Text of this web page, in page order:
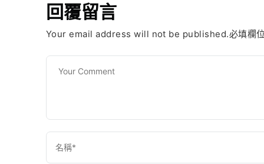
回覆留言
Your email address will not be published.必填欄